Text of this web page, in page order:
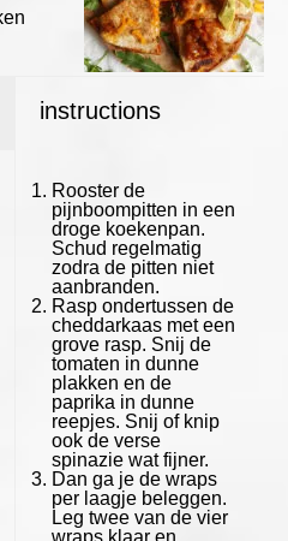
instructions
Rooster de
pijnboompitten in een
droge koekenpan.
Schud regelmatig
zodra de pitten niet
aanbranden.
Rasp ondertussen de
cheddarkaas met een
grove rasp. Snij de
tomaten in dunne
plakken en de
paprika in dunne
reepjes. Snij of knip
ook de verse
spinazie wat fijner.
Dan ga je de wraps
per laagje beleggen.
Leg twee van de vier